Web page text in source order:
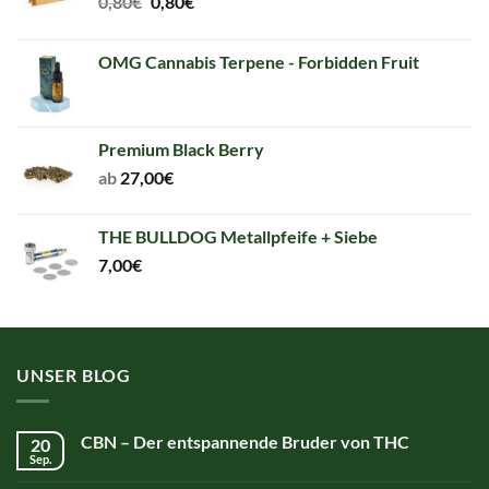
0,80€.0,80€.
OMG Cannabis Terpene - Forbidden Fruit
Premium Black Berry
ab 27,00€
THE BULLDOG Metallpfeife + Siebe
7,00€
UNSER BLOG
20
Sep.
CBN – Der entspannende Bruder von THC